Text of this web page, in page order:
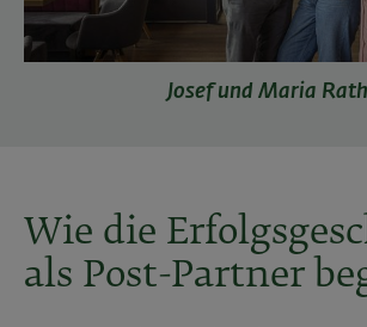
Josef und Maria Rath
Wie die
als Post-Partner